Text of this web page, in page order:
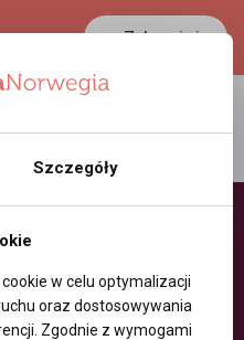
Zaloguj się
0.3894 PLN
Szczegóły
w celu optymalizacji
oraz dostosowywania
Zgodnie z wymogami